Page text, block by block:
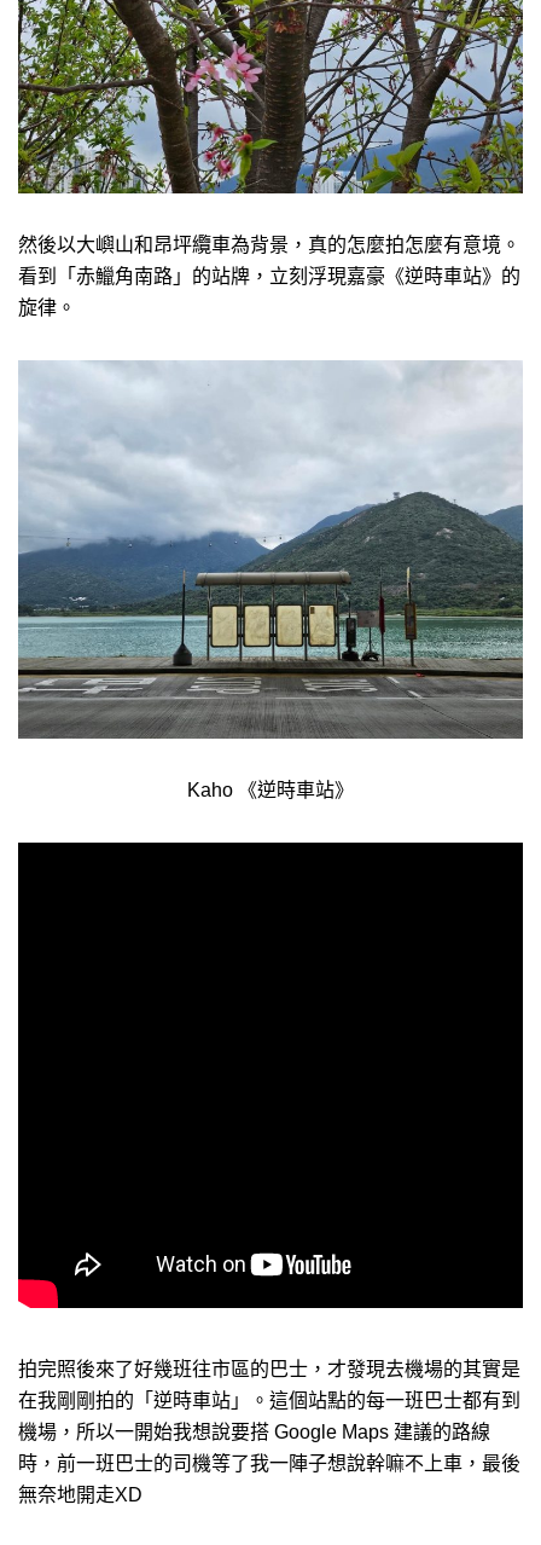
然後以大嶼山和昂坪纜車為背景，真的怎麼拍怎麼有意境。
看到「赤鱲角南路」的站牌，立刻浮現嘉豪《逆時車站》的
旋律。
Kaho 《逆時車站》
拍完照後來了好幾班往市區的巴士，才發現去機場的其實是
在我剛剛拍的「逆時車站」。這個站點的每一班巴士都有到
機場，所以一開始我想說要搭 Google Maps 建議的路線
時，前一班巴士的司機等了我一陣子想說幹嘛不上車，最後
無奈地開走XD